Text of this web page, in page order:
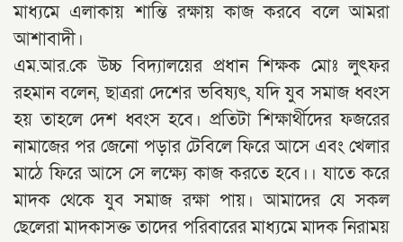
মাধ্যমে এলাকায় শান্তি রক্ষায় কাজ করবে বলে আমরা
আশাবাদী।
এম.আর.কে উচ্চ বিদ্যালয়ের প্রধান শিক্ষক মোঃ লুৎফর
রহমান বলেন, ছাত্ররা দেশের ভবিষ্যৎ, যদি যুব সমাজ ধ্বংস
হয় তাহলে দেশ ধ্বংস হবে। প্রতিটা শিক্ষার্থীদের ফজরের
নামাজের পর জেনো পড়ার টেবিলে ফিরে আসে এবং খেলার
মাঠে ফিরে আসে সে লক্ষ্যে কাজ করতে হবে।। যাতে করে
মাদক থেকে যুব সমাজ রক্ষা পায়। আমাদের যে সকল
ছেলেরা মাদকাসক্ত তাদের পরিবারের মাধ্যমে মাদক নিরাময়